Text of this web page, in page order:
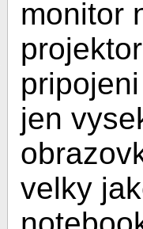
monitor
jen
velky